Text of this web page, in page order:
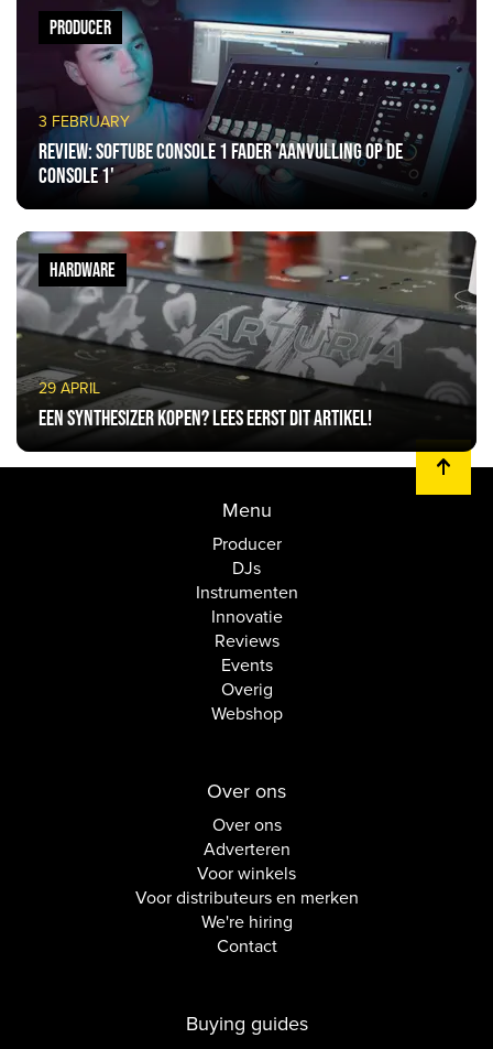
3 FEBRUARY
Review: Softube Console 1 Fader 'aanvulling op de
Console 1'
PRODUCER
29 APRIL
Een synthesizer kopen? Lees eerst dit artikel!
HARDWARE
Menu
Producer
DJs
Instrumenten
Innovatie
Reviews
Events
Overig
Webshop
Over ons
Over ons
Adverteren
Voor winkels
Voor distributeurs en merken
We're hiring
Contact
Buying guides